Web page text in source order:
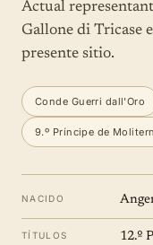
Actual
Gallone di Tricase
presente sitio.
Conde Guerri dall'Oro
9.º Príncipe de
NACIDO
TÍTULOS 12.º